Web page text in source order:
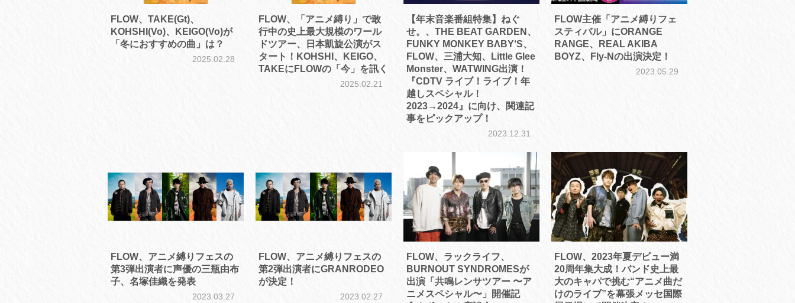
FLOW、TAKE(Gt)、
KOHSHI(Vo)、KEIGO(Vo)が
「冬におすすめの曲」は？
2025.02.28
FLOW、「アニメ縛り」で敢
行中の史上最大規模のワール
ドツアー、日本凱旋公演がス
タート！KOHSHI、KEIGO、
TAKEにFLOWの「今」を訊く
2025.02.21
【年末音楽番組特集】ねぐ
せ。、THE BEAT GARDEN、
FUNKY MONKEY BΛBY‘S、
FLOW、三浦大知、Little Glee
Monster、WATWING出演！
『CDTV ライブ！ライブ！年
越しスペシャル！
2023→2024』に向け、関連記
事をピックアップ！
2023.12.31
FLOW主催「アニメ縛りフェ
スティバル」にORANGE
RANGE、REAL AKIBA
BOYZ、Fly-Nの出演決定！
2023.05.29
FLOW、アニメ縛りフェスの
第3弾出演者に声優の三瓶由布
子、名塚佳織を発表
2023.03.27
FLOW、アニメ縛りフェスの
第2弾出演者にGRANRODEO
が決定！
2023.02.27
FLOW、ラックライフ、
BURNOUT SYNDROMESが
出演「共鳴レンサツアー 〜ア
ニメスペシャル〜」開催記
FLOW、2023年夏デビュー満
20周年集大成！バンド史上最
大のキャパで挑む“アニメ曲だ
けのライブ”を幕張メッセ国際